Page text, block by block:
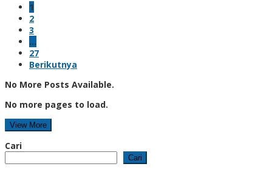
1
2
3
…
27
Berikutnya
No More Posts Available.
No more pages to load.
View More
Cari
Cari